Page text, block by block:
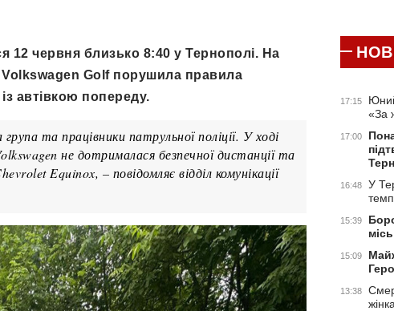
12 червня близько 8:40 у Тернополі. На
Volkswagen Golf порушила правила
автівкою попереду.
та працівники патрульної поліції. У ході
не дотрималася безпечної дистанції та
Equinox, – повідомляє відділ комунікації
17:15
«За
17:00
16:48
У
15:39
15:09
13:38